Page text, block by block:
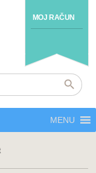
MOJ RAČUN
MENU